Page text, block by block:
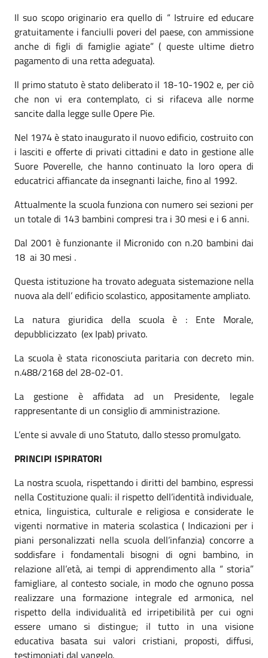
Il suo scopo originario era quello di “ Istruire ed educare
gratuitamente i fanciulli poveri del paese, con ammissione
anche di figli di famiglie agiate” ( queste ultime dietro
pagamento di una retta adeguata).
Il primo statuto è stato deliberato il 18-10-1902 e, per ciò
che non vi era contemplato, ci si rifaceva alle norme
sancite dalla legge sulle Opere Pie.
Nel 1974 è stato inaugurato il nuovo edificio, costruito con
i lasciti e offerte di privati cittadini e dato in gestione alle
Suore Poverelle, che hanno continuato la loro opera di
educatrici affiancate da insegnanti laiche, fino al 1992.
Attualmente la scuola funziona con numero sei sezioni per
un totale di 143 bambini compresi tra i 30 mesi e i 6 anni.
Dal 2001 è funzionante il Micronido con n.20 bambini dai
18 ai 30 mesi .
Questa istituzione ha trovato adeguata sistemazione nella
nuova ala dell’ edificio scolastico, appositamente ampliato.
La natura giuridica della scuola è : Ente Morale,
depubblicizzato (ex Ipab) privato.
La scuola è stata riconosciuta paritaria con decreto min.
n.488/2168 del 28-02-01.
La gestione è affidata ad un Presidente, legale
rappresentante di un consiglio di amministrazione.
L’ente si avvale di uno Statuto, dallo stesso promulgato.
PRINCIPI ISPIRATORI
La nostra scuola, rispettando i diritti del bambino, espressi
nella Costituzione quali: il rispetto dell’identità individuale,
etnica, linguistica, culturale e religiosa e considerate le
vigenti normative in materia scolastica ( Indicazioni per i
piani personalizzati nella scuola dell’infanzia) concorre a
soddisfare i fondamentali bisogni di ogni bambino, in
relazione all’età, ai tempi di apprendimento alla “ storia”
famigliare, al contesto sociale, in modo che ognuno possa
realizzare una formazione integrale ed armonica, nel
rispetto della individualità ed irripetibilità per cui ogni
essere umano si distingue; il tutto in una visione
educativa basata sui valori cristiani, proposti, diffusi,
testimoniati dal vangelo.